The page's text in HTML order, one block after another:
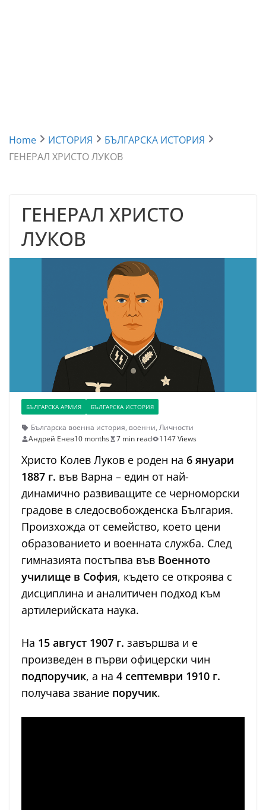
Home ИСТОРИЯ
БЪЛГАРСКА ИСТОРИЯ
ГЕНЕРАЛ ХРИСТО ЛУКОВ
ГЕНЕРАЛ ХРИСТО
ЛУКОВ
БЪЛГАРСКА АРМИЯ БЪЛГАРСКА ИСТОРИЯ
Българска военна история, военни, Личности
Андрей Енев10 months 7 min read 1147 Views
Христо Колев Луков е роден на 6 януари
1887 г. във Варна – един от най-
динамично развиващите се черноморски
градове в следосвобожденска България.
Произхожда от семейство, което цени
образованието и военната служба. След
гимназията постъпва във Военното
училище в София, където се откроява с
дисциплина и аналитичен подход към
артилерийската наука.
На 15 август 1907 г. завършва и е
произведен в първи офицерски чин
подпоручик, а на 4 септември 1910 г.
получава звание поручик.